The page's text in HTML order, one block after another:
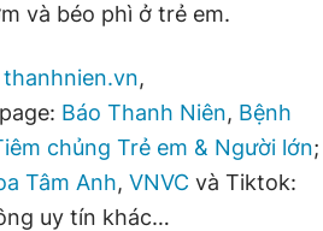
và béo phì ở trẻ em.
thanhnien.vn,
Báo Thanh Niên, Bệnh
chủng Trẻ em & Người lớn;
Tâm Anh, VNVC và Tiktok:
uy tín khác…